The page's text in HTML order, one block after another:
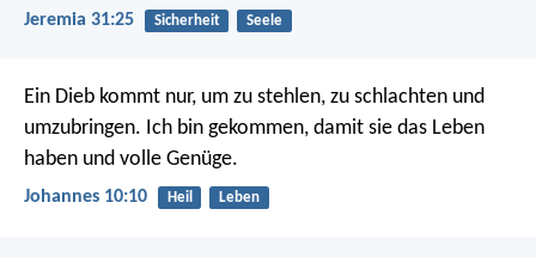
Jeremia 31:25 Sicherheit Seele
Ein Dieb kommt nur, um zu stehlen, zu schlachten und
umzubringen. Ich bin gekommen, damit sie das Leben
haben und volle Genüge.
Johannes 10:10 Heil Leben